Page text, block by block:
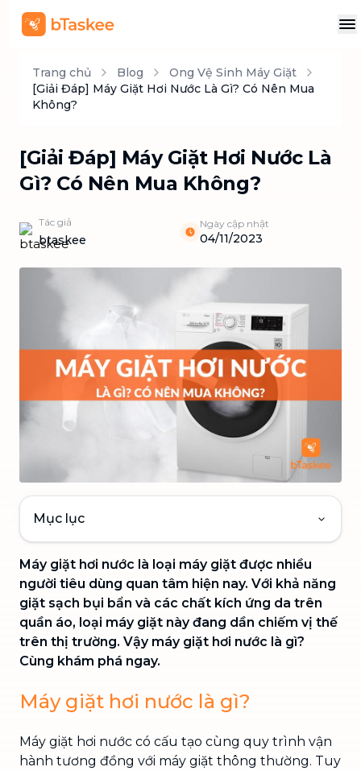
Trang chủ Blog
Ong Vệ Sinh Máy Giặt
[Giải Đáp] Máy Giặt Hơi Nước Là Gì? Có Nên Mua
Không?
[Giải Đáp] Máy Giặt Hơi Nước Là
Gì? Có Nên Mua Không?
Tác giả
btaskee
Ngày cập nhật
04/11/2023
Mục lục
Máy giặt hơi nước là loại máy giặt được nhiều
người tiêu dùng quan tâm hiện nay. Với khả năng
giặt sạch bụi bẩn và các chất kích ứng da trên
quần áo, loại máy giặt này đang dần chiếm vị thế
trên thị trường. Vậy máy giặt hơi nước là gì?
Cùng khám phá ngay.
Máy giặt hơi nước là gì?
Máy giặt hơi nước có cấu tạo cùng quy trình vận
hành tương đồng với máy giặt thông thường. Tuy